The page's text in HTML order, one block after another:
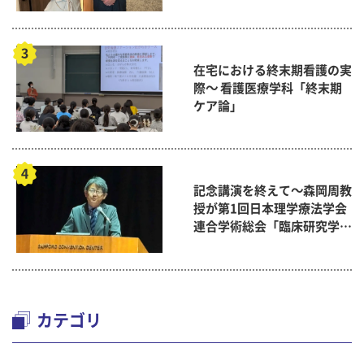
在宅における終末期看護の実
際～ 看護医療学科「終末期
ケア論」
記念講演を終えて～森岡周教
授が第1回日本理学療法学会
連合学術総会「臨床研究学術
カテゴリ